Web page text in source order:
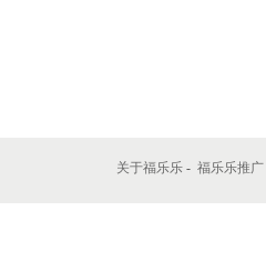
关于福乐乐 - 福乐乐推广